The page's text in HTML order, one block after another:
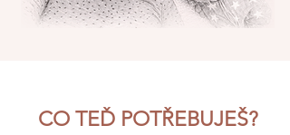
CO TEĎ POTŘEBUJEŠ?